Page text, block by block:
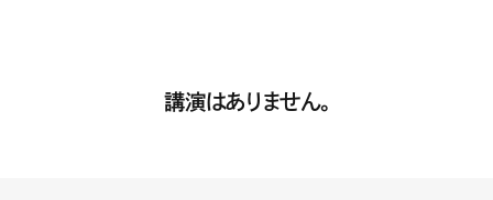
講演はありません。